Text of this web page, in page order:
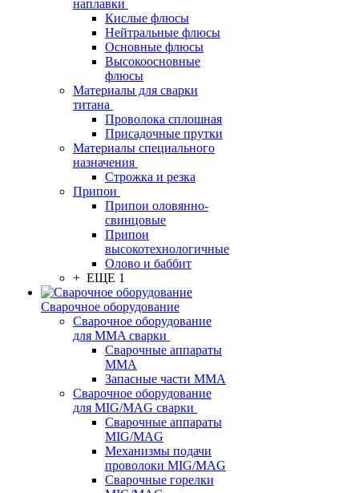
наплавки
Кислые флюсы
Нейтральные флюсы
Основные флюсы
Высокоосновные
флюсы
Материалы для сварки
титана
Проволока сплошная
Присадочные прутки
Материалы специального
назначения
Строжка и резка
Припои
Припои оловянно-
свинцовые
Припои
высокотехнологичные
Олово и баббит
+ ЕЩЕ 1
Сварочное оборудование
Сварочное оборудование
для MMA сварки
Сварочные аппараты
MMA
Запасные части MMA
Сварочное оборудование
для MIG/MAG сварки
Сварочные аппараты
MIG/MAG
Механизмы подачи
проволоки MIG/MAG
Сварочные горелки